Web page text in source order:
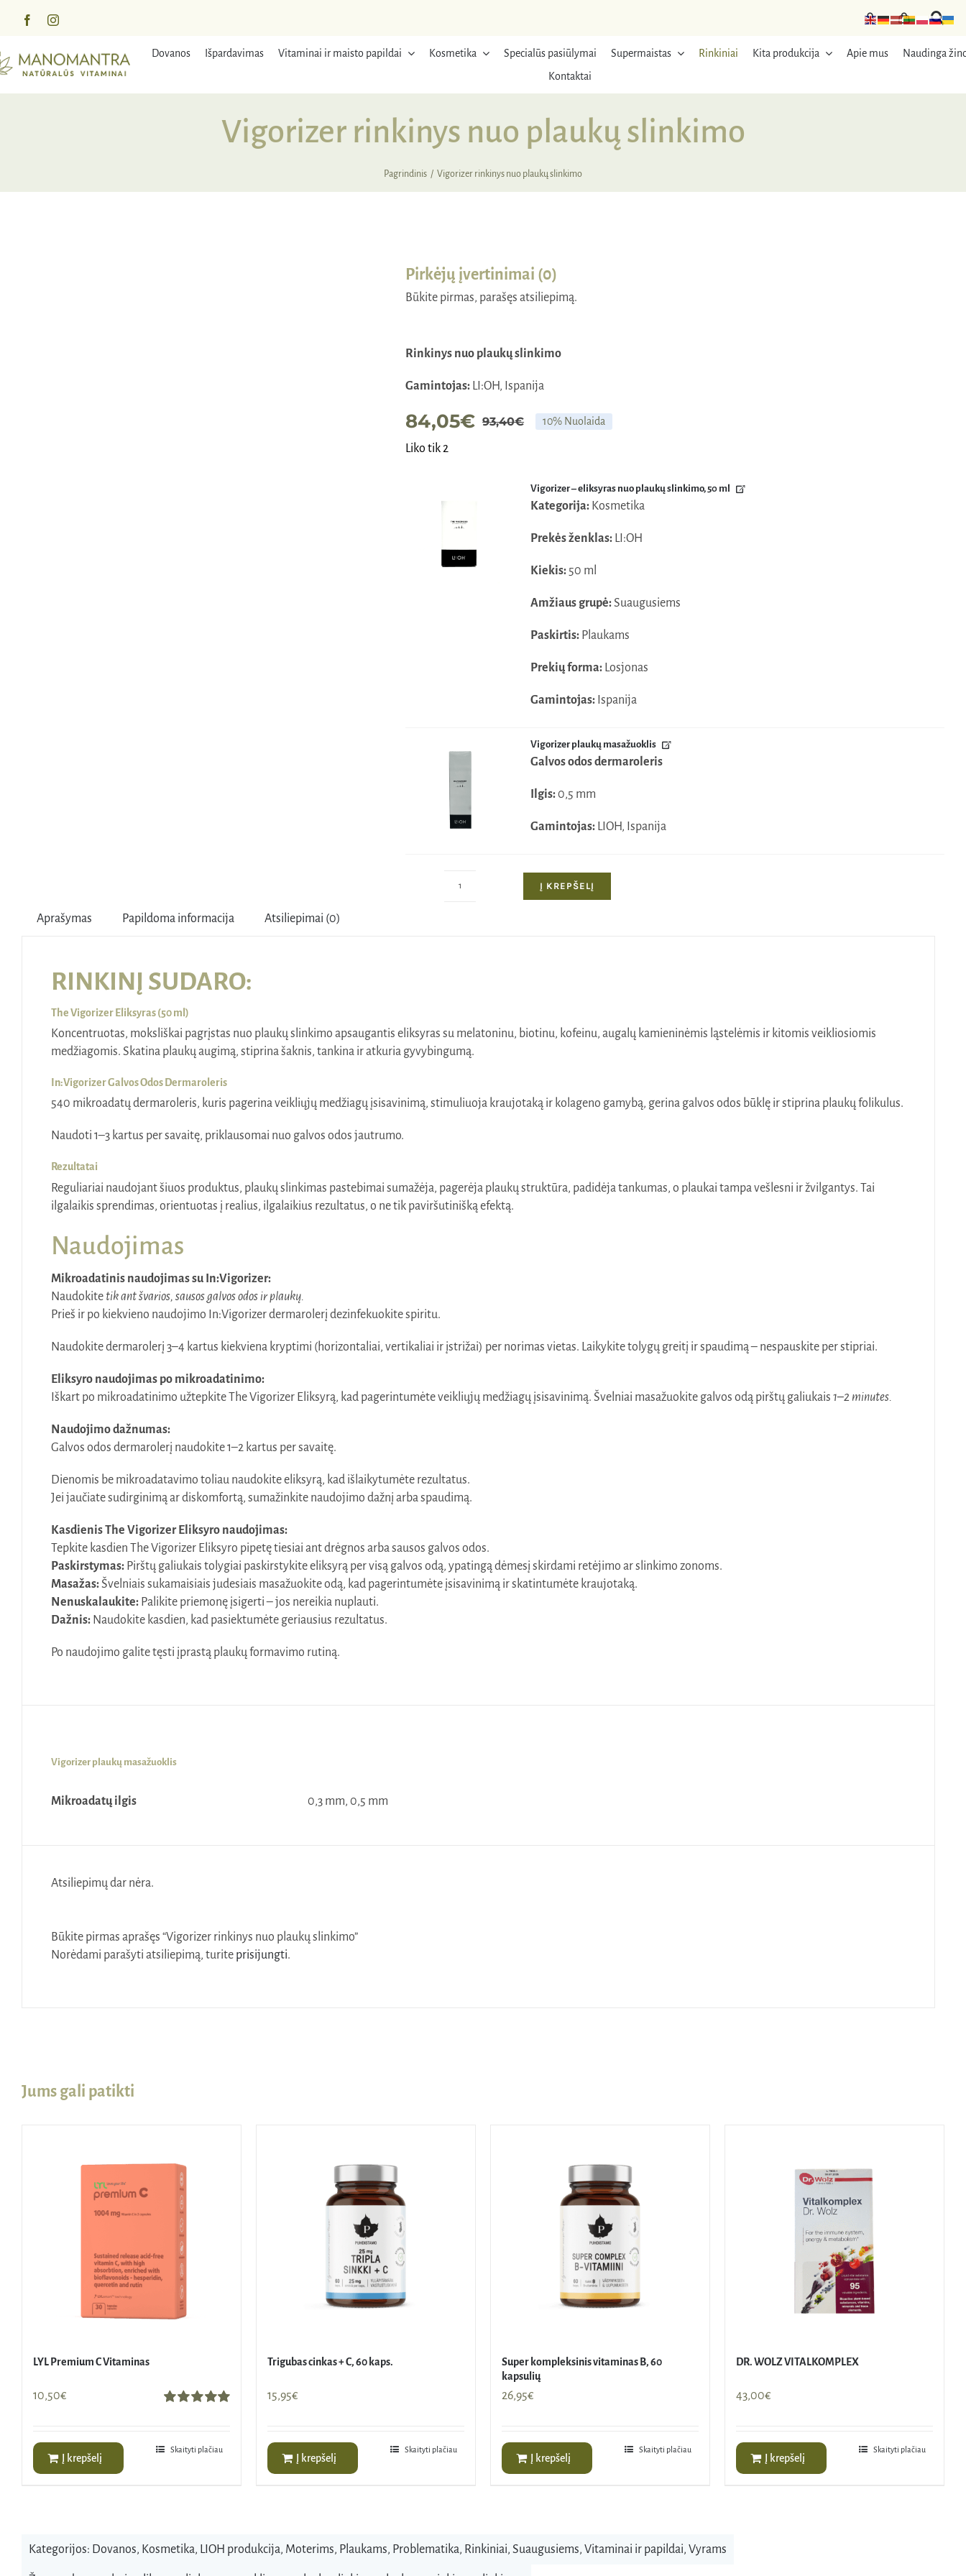
turinį
Dovanos Išpardavimas Vitaminai ir maisto papildai Kosmetika Specialūs pasiūlymai Supermaistas Rinkiniai Kita produkcija Apie mus
Naudinga
Kontaktai
Vigorizer rinkinys nuo plaukų slinkimo
Pagrindinis Vigorizer rinkinys nuo plaukų slinkimo
Pirkėjų įvertinimai (0)
Būkite pirmas, parašęs atsiliepimą.
Rinkinys nuo plaukų slinkimo
Gamintojas: LI:OH, Ispanija
93,40€Original
93,40€.
84,05€
Current
84,05€.
10% Nuolaida
Liko tik 2
Vigorizer – eliksyras nuo plaukų slinkimo, 50 ml
Kategorija: Kosmetika
Prekės ženklas: LI:OH
Kiekis: 50 ml
Amžiaus grupė:Suaugusiems
Paskirtis: Plaukams
Prekių forma: Losjonas
Gamintojas: Ispanija
Vigorizer plaukų masažuoklis
Galvos odos dermaroleris
Ilgis:0,5 mm
Gamintojas: LIOH, Ispanija
Į KREPŠELĮ
Aprašymas Papildoma informacija Atsiliepimai (0)
RINKINĮ SUDARO:
The Vigorizer Eliksyras (50 ml)
Koncentruotas, moksliškai pagrįstas nuo plaukų slinkimo apsaugantis eliksyras su melatoninu, biotinu, kofeinu, augalų kamieninėmis ląstelėmis ir kitomis veikliosiomis
medžiagomis. Skatina plaukų augimą, stiprina šaknis, tankina ir atkuria gyvybingumą.
In:Vigorizer Galvos Odos Dermaroleris
540 mikroadatų dermaroleris, kuris pagerina veikliųjų medžiagų įsisavinimą, stimuliuoja kraujotaką ir kolageno gamybą, gerina galvos odos būklę ir stiprina plaukų folikulus.
Naudoti 1–3 kartus per savaitę, priklausomai nuo galvos odos jautrumo.
Rezultatai
Reguliariai naudojant šiuos produktus, plaukų slinkimas pastebimai sumažėja, pagerėja plaukų struktūra, padidėja tankumas, o plaukai tampa vešlesni ir žvilgantys. Tai
ilgalaikis sprendimas, orientuotas į realius, ilgalaikius rezultatus, o ne tik paviršutinišką efektą.
Naudojimas
Mikroadatinis naudojimas su In:Vigorizer:
Naudokite tik ant švarios, sausos galvos odos ir plaukų.
Prieš ir po kiekvieno naudojimo In:Vigorizer dermarolerį dezinfekuokite spiritu.
Naudokite dermarolerį 3–4 kartus kiekviena kryptimi (horizontaliai, vertikaliai ir įstrižai) per norimas vietas. Laikykite tolygų greitį ir spaudimą – nespauskite per stipriai.
Eliksyro naudojimas po mikroadatinimo:
Iškart po mikroadatinimo užtepkite The Vigorizer Eliksyrą, kad pagerintumėte veikliųjų medžiagų įsisavinimą. Švelniai masažuokite galvos odą pirštų galiukais 1–2 minutes.
Naudojimo dažnumas:
Galvos odos dermarolerį naudokite 1–2 kartus per savaitę.
Dienomis be mikroadatavimo toliau naudokite eliksyrą, kad išlaikytumėte rezultatus.
Jei jaučiate sudirginimą ar diskomfortą, sumažinkite naudojimo dažnį arba spaudimą.
Kasdienis The Vigorizer Eliksyro naudojimas:
Tepkite kasdien The Vigorizer Eliksyro pipetę tiesiai ant drėgnos arba sausos galvos odos.
Paskirstymas:Pirštų galiukais tolygiai paskirstykite eliksyrą per visą galvos odą, ypatingą dėmesį skirdami retėjimo ar slinkimo zonoms.
Masažas:Švelniais sukamaisiais judesiais masažuokite odą, kad pagerintumėte įsisavinimą ir skatintumėte kraujotaką.
Nenuskalaukite:Palikite priemonę įsigerti – jos nereikia nuplauti.
Dažnis:Naudokite kasdien, kad pasiektumėte geriausius rezultatus.
Po naudojimo galite tęsti įprastą plaukų formavimo rutiną.
Vigorizer plaukų masažuoklis
Mikroadatų ilgis 0,3 mm, 0,5 mm
Atsiliepimų dar nėra.
Būkite pirmas aprašęs “Vigorizer rinkinys nuo plaukų slinkimo”
Norėdami parašyti atsiliepimą, turite prisijungti.
Jums gali patikti
LYL Premium C Vitaminas
10,50€
Į krepšelį
Skaityti plačiau
Trigubas cinkas + C, 60 kaps.
15,95€
Į krepšelį
Skaityti plačiau
Super kompleksinis vitaminas B, 60
kapsulių
26,95€
Į krepšelį
Skaityti plačiau
DR. WOLZ VITALKOMPLEX
43,00€
Į krepšelį
Skaityti plačiau
Kategorijos: Dovanos, Kosmetika, LIOH produkcija, Moterims, Plaukams, Problematika, Rinkiniai, Suaugusiems, Vitaminai ir papildai, Vyrams